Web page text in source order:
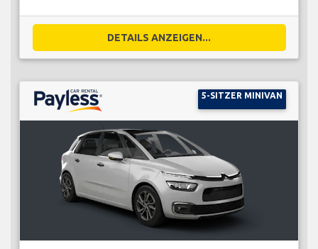
DETAILS ANZEIGEN...
5-SITZER MINIVAN